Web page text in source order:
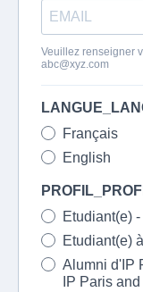
Veuillez renseigner
abc@xyz.com
Français
English
Etudiant(e)
Etudiant(e)
Alumni d'IP
IP Paris